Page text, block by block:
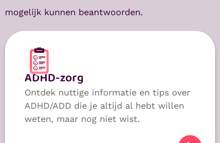
mogelijk kunnen beantwoorden.
ADHD-zorg
Ontdek nuttige informatie en tips over
ADHD/ADD die je altijd al hebt willen
weten, maar nog niet wist.